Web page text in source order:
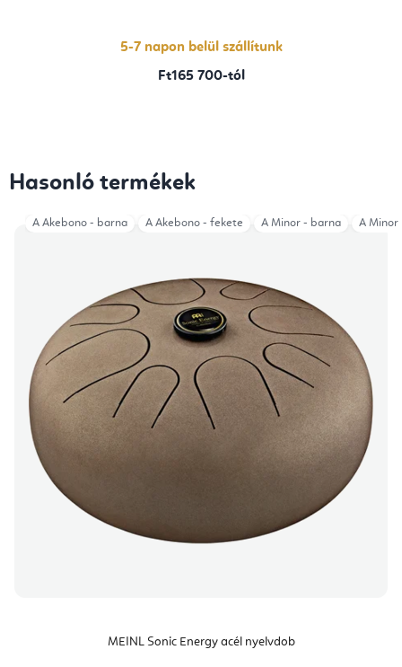
5-7 napon belül szállítunk
Ft165 700-tól
Hasonló termékek
MEINL Sonic Energy acél nyelvdob
A Akebono - barna A Akebono - fekete A Minor - barna A Minor